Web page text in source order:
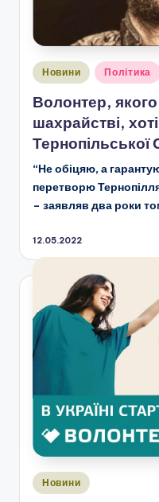
Опубліковано
Новини Політика
Волонтер,
шахрайстві,
“Не обіцяю, а
перетворю
– заявляв два роки
12.05.2022
Опубліковано
Новини